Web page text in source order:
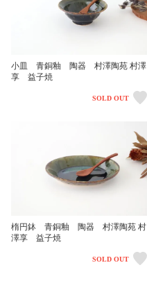
小皿 青銅釉 陶器 村澤陶苑 村澤
享 益子焼
SOLD OUT
楕円鉢 青銅釉 陶器 村澤陶苑 村
澤享 益子焼
SOLD OUT